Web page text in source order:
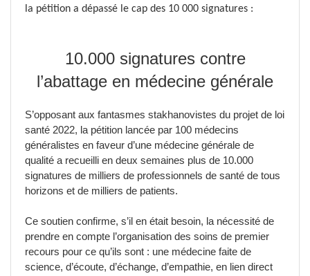
la pétition a dépassé le cap des 10 000 signatures :
10.000 signatures contre
l’abattage en médecine générale
S’opposant aux fantasmes stakhanovistes du projet de loi
santé 2022, la pétition lancée par 100 médecins
généralistes en faveur d’une médecine générale de
qualité a recueilli en deux semaines plus de 10.000
signatures de milliers de professionnels de santé de tous
horizons et de milliers de patients.
Ce soutien confirme, s’il en était besoin, la nécessité de
prendre en compte l’organisation des soins de premier
recours pour ce qu’ils sont : une médecine faite de
science, d’écoute, d’échange, d’empathie, en lien direct